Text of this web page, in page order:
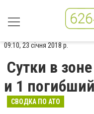
09:10, 23 січня 2018 р.
Сутки в
и 1
СВОДКА ПО АТО